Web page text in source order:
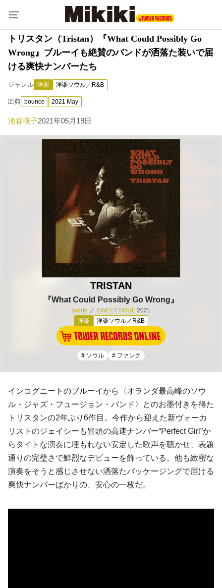
トリスタン（Tristan）『What Could Possibly Go
Wrong』ブルーイも絶賛のバンドが洒落た装いで届
ける爽快ナンバーたち
ジャンル 洋楽 洋楽ソウル／R&B
出典 bounce 2021 May
池谷瑛子2021年05月19日
TRISTAN
『What Could Possibly Go Wrong』
Isolde ／ SWEET SOUL 2021
洋楽
洋楽ソウル／R&B
# ソウル # ファンク
インコグニートのブルーイから〈オランダ最高峰のソウ
ル・ジャズ・フュージョン・バンド〉とのお墨付きを得た
トリスタンの2年ぶり6作目。今作から迎えた新ヴォーカ
リストのジェイシーも冒頭の高速ナンバー“Perfect Girl”か
らタイトな演奏に埋もれない安定した歌声を聴かせ、表題
通りの完璧さで鮮烈なデビューを飾っている。他も緻密な
演奏をそうと感じさせない洒落たパッケージングで届ける
爽快ナンバーばかりの、安心の一枚だ。